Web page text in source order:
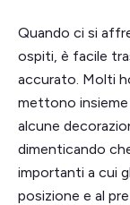
Quando ci si
ospiti, è facile
accurato. Molti
mettono
alcune
dimenticando
importanti a cui
posizione e al